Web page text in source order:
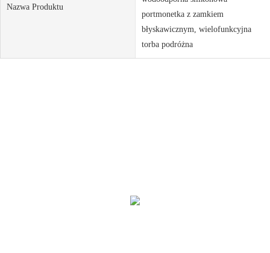
Nazwa Produktu
portmonetka z zamkiem
błyskawicznym, wielofunkcyjna
torba podróżna